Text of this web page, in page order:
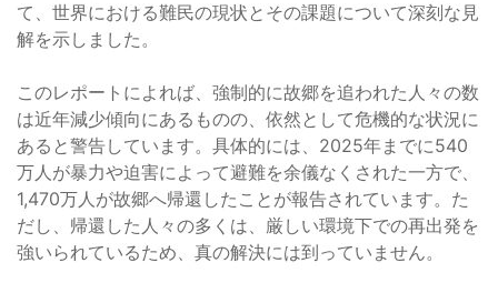
て、世界における難民の現状とその課題について深刻な見
解を示しました。
このレポートによれば、強制的に故郷を追われた人々の数
は近年減少傾向にあるものの、依然として危機的な状況に
あると警告しています。具体的には、2025年までに540
万人が暴力や迫害によって避難を余儀なくされた一方で、
1,470万人が故郷へ帰還したことが報告されています。た
だし、帰還した人々の多くは、厳しい環境下での再出発を
強いられているため、真の解決には到っていません。